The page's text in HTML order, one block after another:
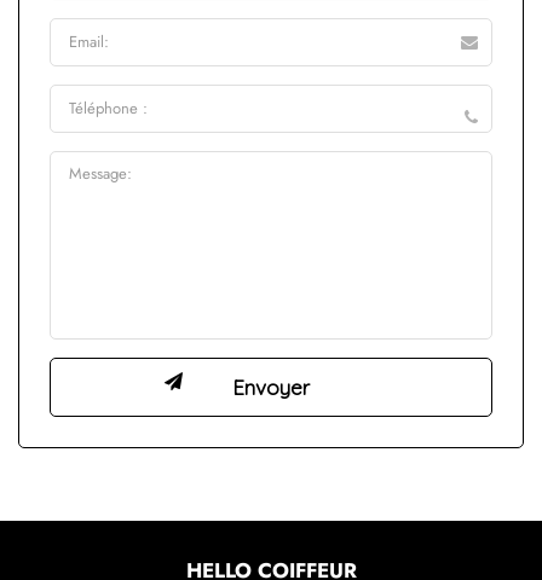
HELLO COIFFEUR